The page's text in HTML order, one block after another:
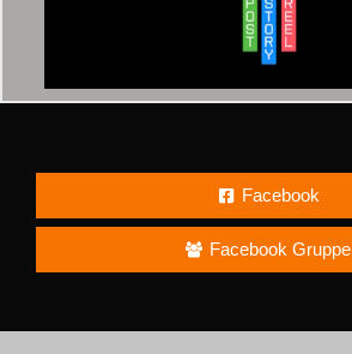
Facebook
Facebook Gruppe